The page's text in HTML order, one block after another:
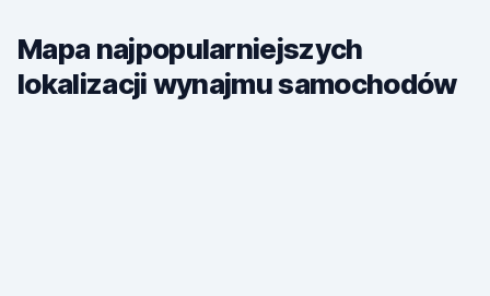
Mapa najpopularniejszych
lokalizacji wynajmu samochodów